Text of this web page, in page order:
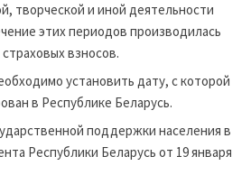
творческой и иной деятельности
этих периодов производилась
взносов.
установить дату, с которой
в Республике Беларусь.
поддержки населения в
Республики Беларусь от 19 января